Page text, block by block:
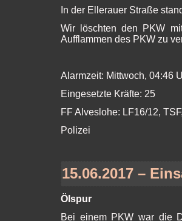
In der Ellerauer Straße
Wir löschten den PKW
Aufflammen des PKW zu
Alarmzeit: Mittwoch, 04:46
Eingesetzte Kräfte: 25
FF Alveslohe: LF16/12,
Polizei
15.06.2017 –
Ölspur
Bei einem PKW war die